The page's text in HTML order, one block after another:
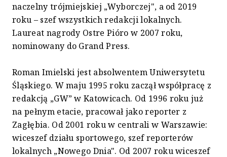
naczelny trójmiejskiej „Wyborczej", a od 2019
roku – szef wszystkich redakcji lokalnych.
Laureat nagrody Ostre Pióro w 2007 roku,
nominowany do Grand Press.
Roman Imielski jest absolwentem Uniwersytetu
Śląskiego. W maju 1995 roku zaczął współpracę z
redakcją „GW” w Katowicach. Od 1996 roku już
na pełnym etacie, pracował jako reporter z
Zagłębia. Od 2001 roku w centrali w Warszawie:
wiceszef działu sportowego, szef reporterów
lokalnych „Nowego Dnia". Od 2007 roku wiceszef